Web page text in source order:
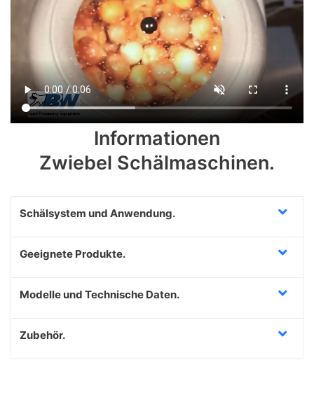
Informationen
Zwiebel Schälmaschinen.
Schälsystem und Anwendung.
Geeignete Produkte.
Modelle und Technische Daten.
Zubehör.